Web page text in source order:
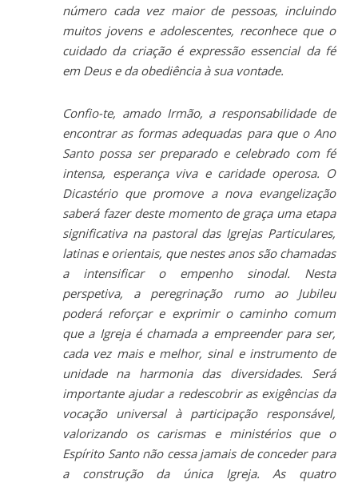
número cada vez maior de pessoas, incluindo
muitos jovens e adolescentes, reconhece que o
cuidado da criação é expressão essencial da fé
em Deus e da obediência à sua vontade.
Confio-te, amado Irmão, a responsabilidade de
encontrar as formas adequadas para que o Ano
Santo possa ser preparado e celebrado com fé
intensa, esperança viva e caridade operosa. O
Dicastério que promove a nova evangelização
saberá fazer deste momento de graça uma etapa
significativa na pastoral das Igrejas Particulares,
latinas e orientais, que nestes anos são chamadas
a intensificar o empenho sinodal. Nesta
perspetiva, a peregrinação rumo ao Jubileu
poderá reforçar e exprimir o caminho comum
que a Igreja é chamada a empreender para ser,
cada vez mais e melhor, sinal e instrumento de
unidade na harmonia das diversidades. Será
importante ajudar a redescobrir as exigências da
vocação universal à participação responsável,
valorizando os carismas e ministérios que o
Espírito Santo não cessa jamais de conceder para
a construção da única Igreja. As quatro